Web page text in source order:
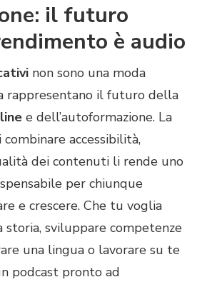
il futuro
è audio
non sono una moda
rappresentano il futuro della
e dell’autoformazione. La
accessibilità,
dei contenuti li rende uno
per chiunque
e crescere. Che tu voglia
storia, sviluppare competenze
una lingua o lavorare su te
podcast pronto ad